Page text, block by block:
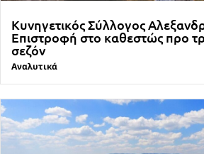
Κυνηγετικός Σύλλογος
Επιστροφή στο καθεστώς προ
σεζόν
Αναλυτικά